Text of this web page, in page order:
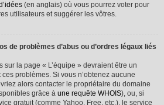
(en anglais) où vous pourrez voter pour
utilisateurs et suggérer les vôtres.
de problèmes d’abus ou d’ordres légaux liés
sur la page « L’équipe » devraient être un
problèmes. Si vous n’obtenez aucune
alors contacter le propriétaire du domaine
grâce à une requête WHOIS), ou, si
gratuit (comme Yahoo, Free, etc.), le service